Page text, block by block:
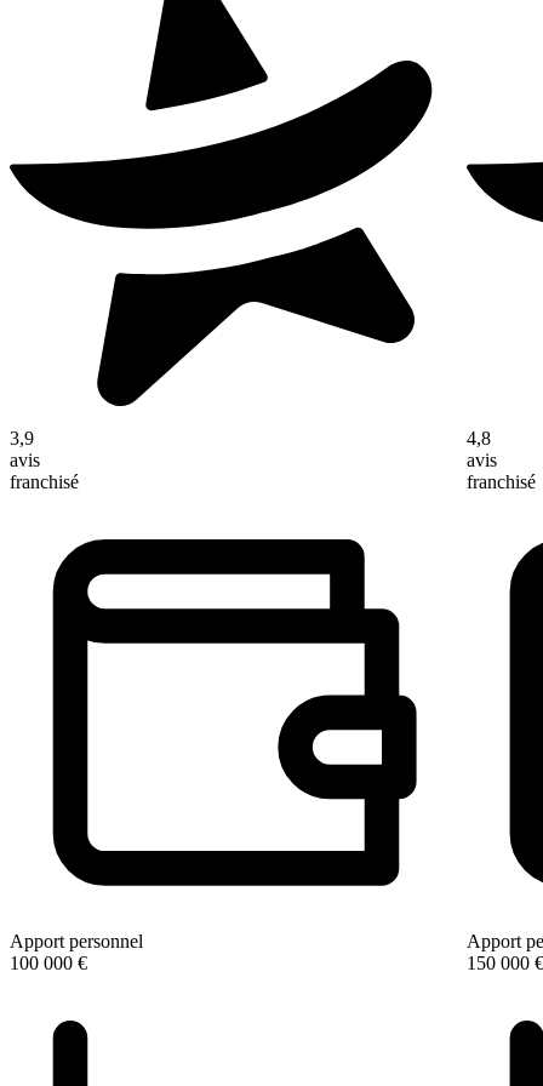
3,9
avis
franchisé
Apport personnel
100 000 €
4,8
avis
franchisé
Apport
150 000 €